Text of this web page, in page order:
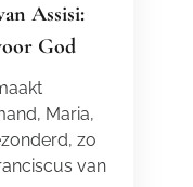
Assisi:
God
Maria,
zo
van